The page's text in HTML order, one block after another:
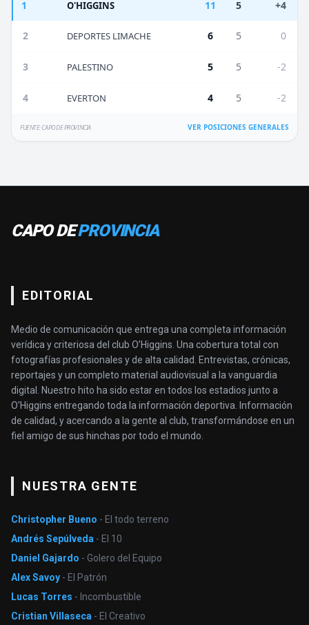
1 O'HIGGINS 11 5 +4
2 DEPORTES LIMACHE 6 5 0
3 PALESTINO 5 5 -2
4 EVERTON 4 5 -2
FUENTE: CAPO DE PROVINCIA VER POSICIONES GENERALES
CAPO DEPROVINCIA
EDITORIAL
Medio de comunicación que entrega una completa información
verídica y criteriosa del club O’Higgins. Una cobertura total con
fotografías profesionales y de alta calidad. Entrevistas, crónicas,
reportajes y un completo material audiovisual a la vanguardia
digital. Nuestro hito ha sido estar en todos los estadios junto a
O'Higgins entregando toda la información deportiva. Información
de calidad, y acercando a la gente al club, transformándose en un
fiel amigo de sus hinchas por todo el mundo.
NUESTRA GENTE
Christopher Bueno - El todo terreno
Andrés Sepúlveda - El 10
Daniel Gajardo - Golero del Equipo
Alex Savoy - El Patrón
Lucas Torres - Incombustible
Cristian Villaseca - El Creativo